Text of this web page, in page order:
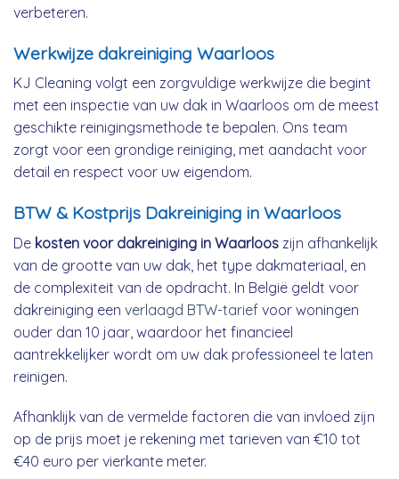
verbeteren.
Werkwijze dakreiniging Waarloos
KJ Cleaning volgt een zorgvuldige werkwijze die begint
met een inspectie van uw dak in Waarloos om de meest
geschikte reinigingsmethode te bepalen. Ons team
zorgt voor een grondige reiniging, met aandacht voor
detail en respect voor uw eigendom.
BTW & Kostprijs Dakreiniging in Waarloos
De kosten voor dakreiniging in Waarloos zijn afhankelijk
van de grootte van uw dak, het type dakmateriaal, en
de complexiteit van de opdracht. In België geldt voor
dakreiniging een verlaagd BTW-tarief voor woningen
ouder dan 10 jaar, waardoor het financieel
aantrekkelijker wordt om uw dak professioneel te laten
reinigen.
Afhanklijk van de vermelde factoren die van invloed zijn
op de prijs moet je rekening met tarieven van €10 tot
€40 euro per vierkante meter.